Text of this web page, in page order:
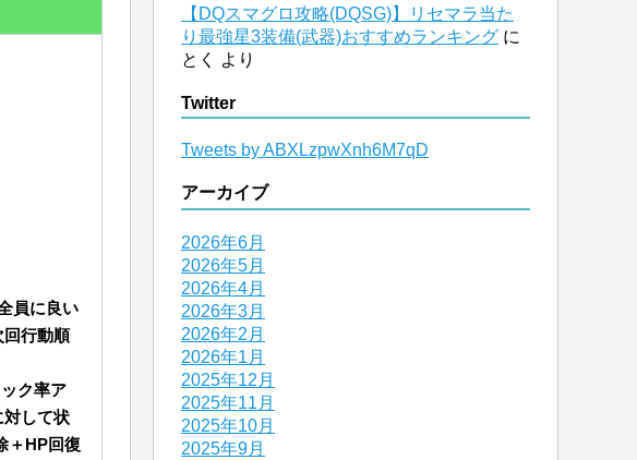
員に良い
回行動順
ク率ア
対して状
＋HP回復
【DQスマグロ攻略(DQSG)】リセマラ当た
り最強星3装備(武器)おすすめランキング に
とく
より
Twitter
Tweets by ABXLzpwXnh6M7qD
アーカイブ
2026年6月
2026年5月
2026年4月
2026年3月
2026年2月
2026年1月
2025年12月
2025年11月
2025年10月
2025年9月